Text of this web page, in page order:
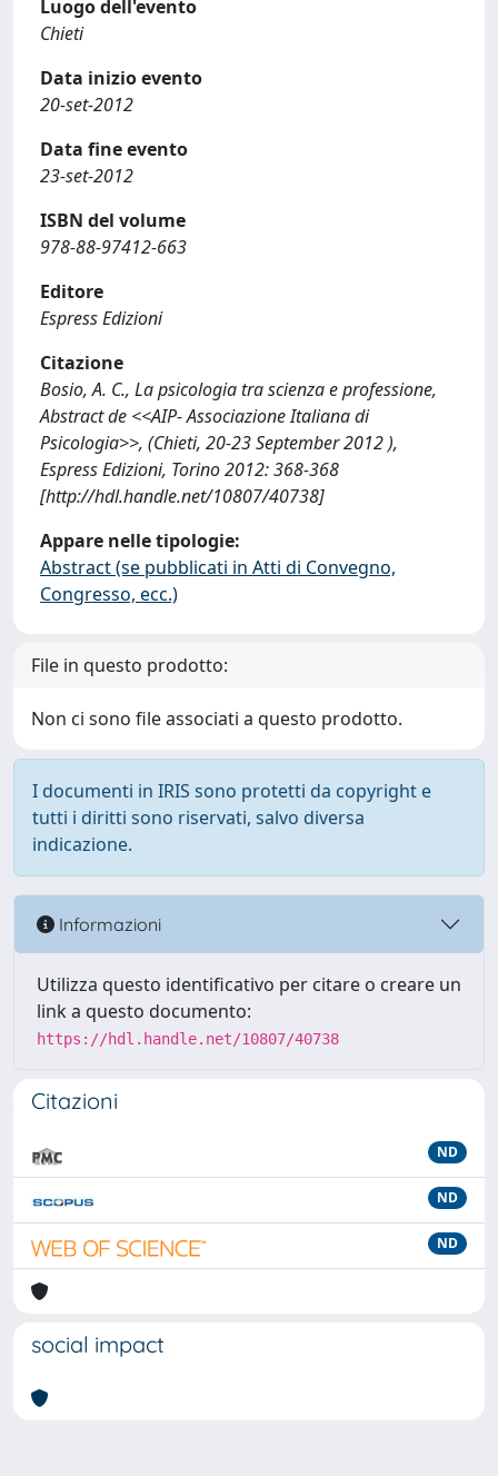
Luogo dell'evento
Chieti
Data inizio evento
20-set-2012
Data fine evento
23-set-2012
ISBN del volume
978-88-97412-663
Editore
Espress Edizioni
Citazione
Bosio, A. C., La psicologia tra scienza e professione,
Abstract de <<AIP- Associazione Italiana di
Psicologia>>, (Chieti, 20-23 September 2012 ),
Espress Edizioni, Torino 2012: 368-368
[http://hdl.handle.net/10807/40738]
Appare nelle tipologie:
Abstract (se pubblicati in Atti di Convegno,
Congresso, ecc.)
File in questo prodotto:
Non ci sono file associati a questo prodotto.
I documenti in IRIS sono protetti da copyright e
tutti i diritti sono riservati, salvo diversa
indicazione.
Informazioni
Utilizza questo identificativo per citare o creare un
link a questo documento:
https://hdl.handle.net/10807/40738
Citazioni
ND
ND
ND
social impact